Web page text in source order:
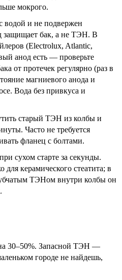
мокрого.
водой и не подвержен
защищает бак, а не ТЭН. В
(Electrolux, Atlantic,
анод есть — проверьте
от протечек регулярно (раз в
магниевого анода и
Вода без привкуса и
старый ТЭН из колбы и
Часто не требуется
фланец с болтами.
сухом старте за секунды.
для керамического стеатита; в
ТЭНом внутри колбы он
30–50%. Запасной ТЭН —
городе не найдешь,